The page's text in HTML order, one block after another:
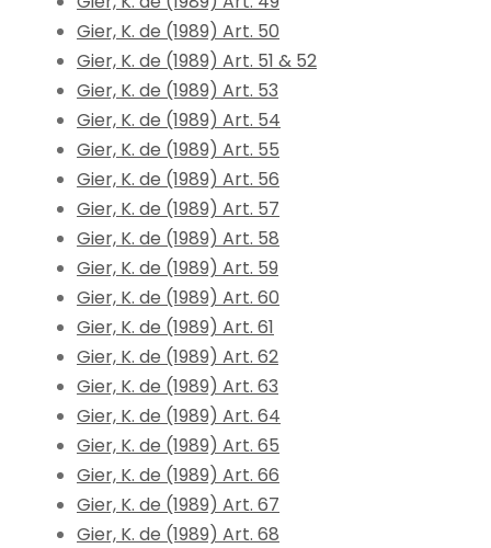
Gier, K. de (1989) Art. 50
Gier, K. de (1989) Art. 51 & 52
Gier, K. de (1989) Art. 53
Gier, K. de (1989) Art. 54
Gier, K. de (1989) Art. 55
Gier, K. de (1989) Art. 56
Gier, K. de (1989) Art. 57
Gier, K. de (1989) Art. 58
Gier, K. de (1989) Art. 59
Gier, K. de (1989) Art. 60
Gier, K. de (1989) Art. 61
Gier, K. de (1989) Art. 62
Gier, K. de (1989) Art. 63
Gier, K. de (1989) Art. 64
Gier, K. de (1989) Art. 65
Gier, K. de (1989) Art. 66
Gier, K. de (1989) Art. 67
Gier, K. de (1989) Art. 68